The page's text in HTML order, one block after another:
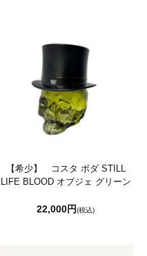
【希少】 コスタ ボダ STILL
LIFE BLOOD オブジェ グリーン
22,000円(税込)